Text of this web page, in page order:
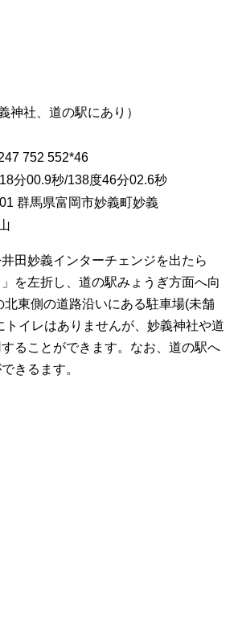
神社、道の駅にあり）
752 552*46
分00.9秒/138度46分02.6秒
群馬県富岡市妙義町妙義
井田妙義インターチェンジを出たら
」を左折し、道の駅みょうぎ方面へ向
北東側の道路沿いにある駐車場(未舗
トイレはありませんが、妙義神社や道
ることができます。なお、道の駅へ
きるます。